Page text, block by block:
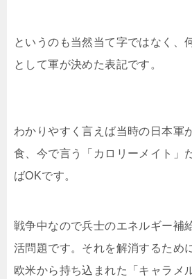
というのも当然当て字ではなく、
として軍が決めた表記です。
わかりやすく言えば当時の日本軍
食、今で言う「カロリーメイト」
ばOKです。
戦争中なので兵士のエネルギー補
活問題です。それを解消するため
欧米から持ち込まれた「キャラメ